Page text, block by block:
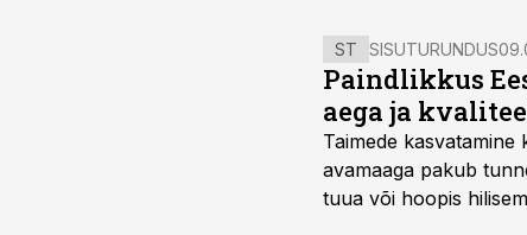
ST SISUTURUNDUS
Paindlikkus
aega ja
Taimede
avamaaga pakub
tuua või hoopis